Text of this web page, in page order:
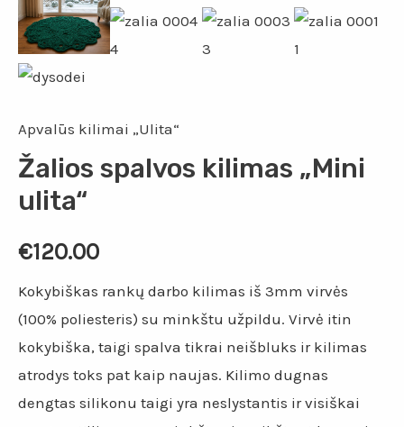
Apvalūs kilimai „Ulita“
Žalios spalvos kilimas „Mini
ulita“
€120.00
Kokybiškas rankų darbo kilimas iš 3mm virvės
(100% poliesteris) su minkštu užpildu. Virvė itin
kokybiška, taigi spalva tikrai neišbluks ir kilimas
atrodys toks pat kaip naujas. Kilimo dugnas
dengtas silikonu taigi yra neslystantis ir visiškai